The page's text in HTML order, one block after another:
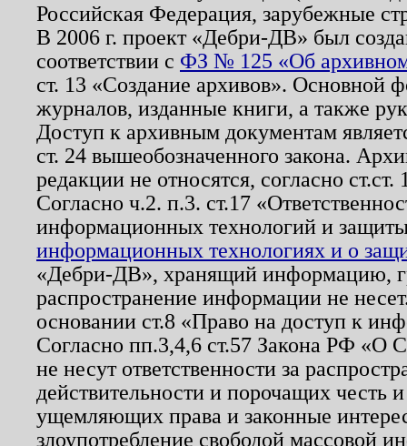
Российская Федерация, зарубежные
В 2006 г. проект «Дебри-ДВ» был
соответствии с ФЗ № 125 «Об
ст. 13 «Создание архивов». Основной
журналов, изданные книги, а также
Доступ к архивным документам
ст. 24 вышеобозначенного закона.
редакции не относятся, согласно
Согласно ч.2. п.3. ст.17
информационных технологий и
информационных технологиях и о
«Дебри-ДВ», хранящий информацию,
распространение информации не
основании ст.8 «Право на доступ к
Согласно пп.3,4,6 ст.57 Закона РФ «О
не несут ответственности за
действительности и порочащих честь
ущемляющих права и законные
злоупотребление свободой массовой